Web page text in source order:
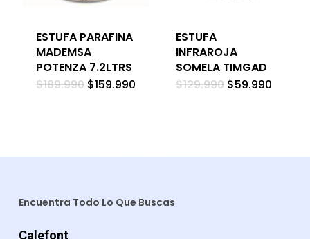
ESTUFA PARAFINA
MADEMSA
POTENZA 7.2LTRS
$189.990 El
$159.990El
ESTUFA
INFRAROJA
SOMELA TIMGAD
$129.990 El
$59.990El
Encuentra Todo Lo Que Buscas
Calefont